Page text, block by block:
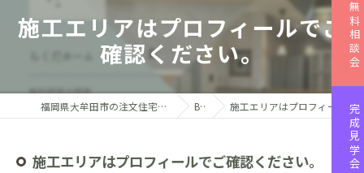
施工エリアはプロフィールでご
確認ください。
福岡県大牟田市の注文住宅なら株式会社インハウス Blog 施工エリアはプロフィールでご確認ください。
施工エリアはプロフィールでご確認ください。
無料相談会
完成見学会